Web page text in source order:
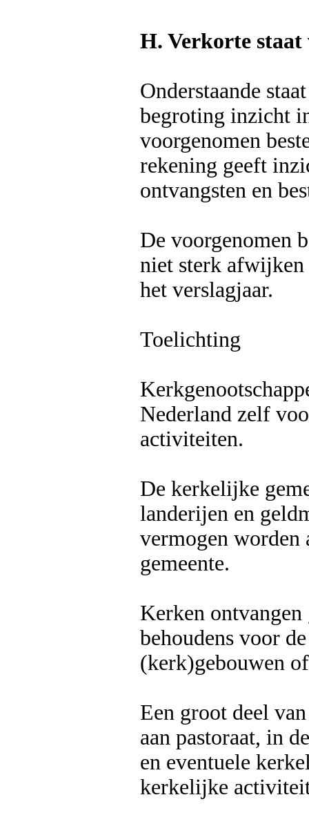
H. Verkorte staat
Onderstaande
begroting inzicht
voorgenomen
rekening geeft
ontvangsten en
De voorgenomen
niet sterk afwijken
het verslagjaar.
Toelichting
Nederland zelf
activiteiten.
De kerkelijke
landerijen en
vermogen worden
gemeente.
Kerken
behoudens voor
(kerk)gebouwen
Een groot deel
aan pastoraat, in
en eventuele
kerkelijke